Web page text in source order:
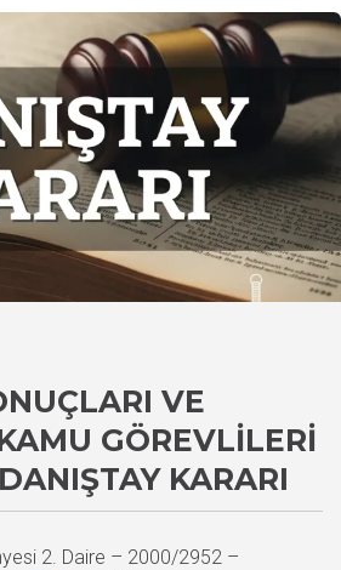
VE
GÖREVLILERI
KARARI
2. Daire – 2000/2952 –